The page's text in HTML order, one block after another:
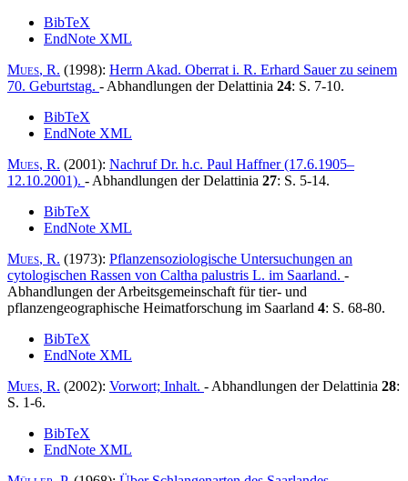
BibTeX
EndNote XML
Mues, R. (1998): Herrn Akad. Oberrat i. R. Erhard Sauer zu seinem
70. Geburtstag. - Abhandlungen der Delattinia 24: S. 7-10.
BibTeX
EndNote XML
Mues, R. (2001): Nachruf Dr. h.c. Paul Haffner (17.6.1905–
12.10.2001). - Abhandlungen der Delattinia 27: S. 5-14.
BibTeX
EndNote XML
Mues, R. (1973): Pflanzensoziologische Untersuchungen an
cytologischen Rassen von Caltha palustris L. im Saarland. -
Abhandlungen der Arbeitsgemeinschaft für tier- und
pflanzengeographische Heimatforschung im Saarland 4: S. 68-80.
BibTeX
EndNote XML
Mues, R. (2002): Vorwort; Inhalt. - Abhandlungen der Delattinia 28:
S. 1-6.
BibTeX
EndNote XML